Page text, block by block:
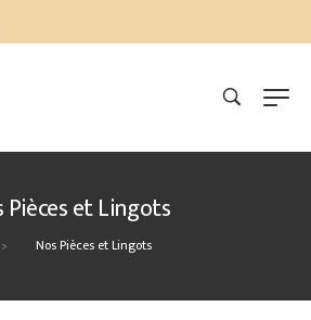
Pièces et Lingots
> Nos Pièces et Lingots